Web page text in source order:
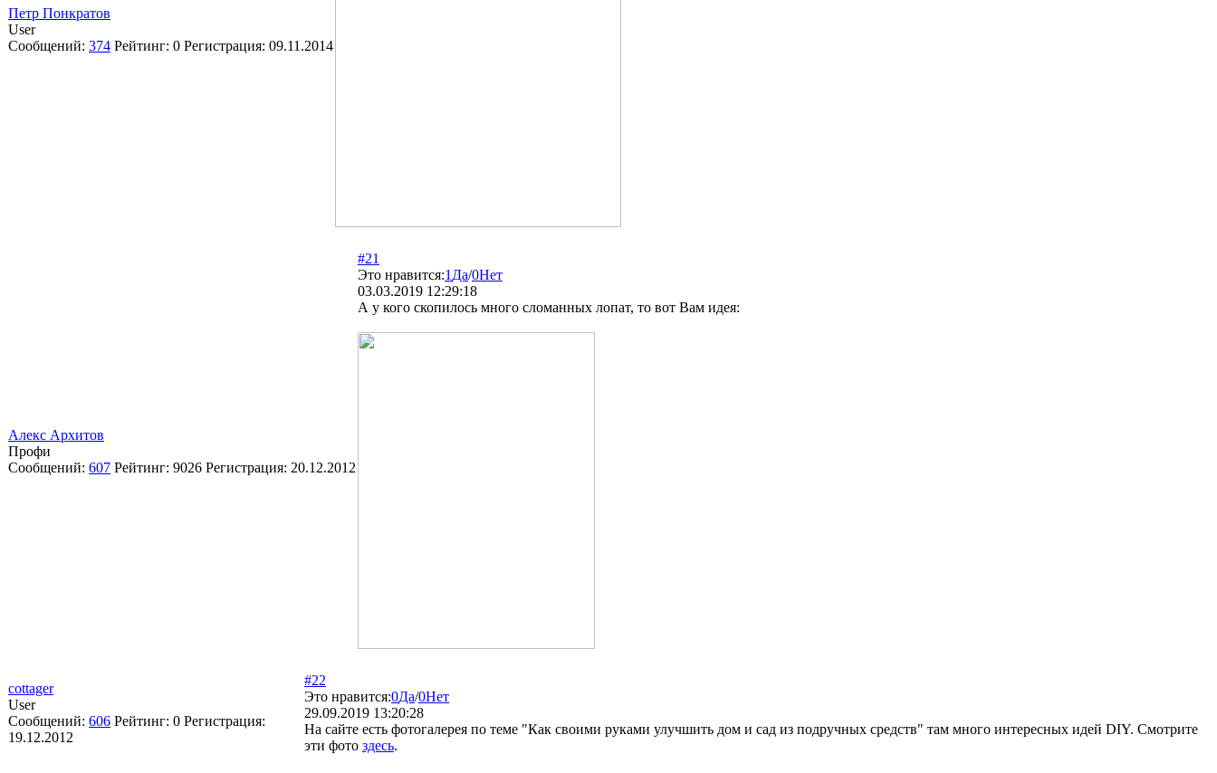
Петр Понкратов
User
Сообщений: 374 Рейтинг: 0 Регистрация: 09.11.2014
Алекс Архитов
Профи
Сообщений: 607 Рейтинг: 9026 Регистрация: 20.12.2012
#21
Это нравится:1 Да/0Нет
03.03.2019 12:29:18
А у кого скопилось много сломанных лопат, то вот Вам идея:
cottager
User
Сообщений: 606 Рейтинг: 0 Регистрация:
19.12.2012
#22
Это нравится:0Да/0Нет
29.09.2019 13:20:28
На сайте есть фотогалерея по теме "Как своими руками улучшить дом и сад из подручных средств" там много интересных идей DIY. Смотрите
эти фото здесь.